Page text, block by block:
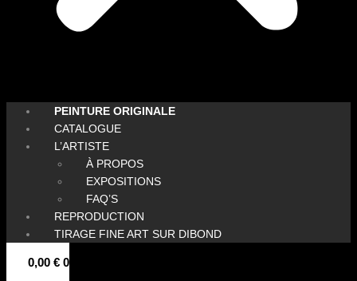
PEINTURE ORIGINALE
CATALOGUE
L’ARTISTE
À PROPOS
EXPOSITIONS
FAQ’S
REPRODUCTION
TIRAGE FINE ART SUR DIBOND
0,00 € 0